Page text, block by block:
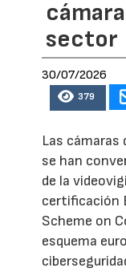
sector
30/07/2026
379
Las cámaras
se han
de la
certificación
Scheme on
esquema